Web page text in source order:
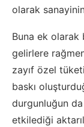
olarak
Buna ek olarak
gelirlere
zayıf özel
baskı
durgunluğun
etkilediği